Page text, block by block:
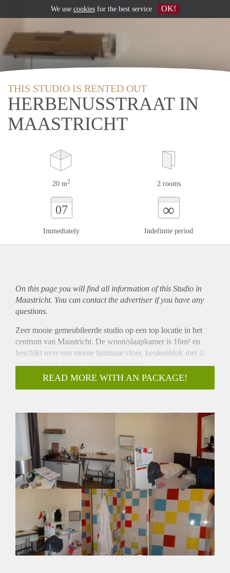
THIS STUDIO IS RENTED OUT
HERBENUSSTRAAT IN
MAASTRICHT
20 m2 2 rooms
07
Immediately
∞
Indefinite period
On this page you will find all information of this Studio in
Maastricht. You can contact the advertiser if you have any
questions.
Zeer mooie gemeubileerde studio op een top locatie in het
centrum van Maastricht. De woon/slaapkamer is 16m² en
beschikt over een mooie laminaat vloer, keukenblok met 2-
pits elektrisch fornuis, afzuigkap en veel
opbergmogelijkheden.
De privé badkamer aan overzijde op de gang is 3m² en
De ramen zijn volledig voorzien van dubbel beglazing. In de
kelder van het pand bevinden zich de gezamenlijke
wasmachine en droger. Deze wordt gebruikt door in totaal 5
bewoners.
De studio heeft een zeer centrale ligging in het centrum van
Maastricht. Nabij diverse uitvalswegen, bushaltes en winkels.
Tevens bevinden de verschillende Universiteiten zich op
loopafstand. Ideaal voor een student of werkend persoon.
READ MORE WITH AN PACKAGE!
We use cookiesfor the best service OK!